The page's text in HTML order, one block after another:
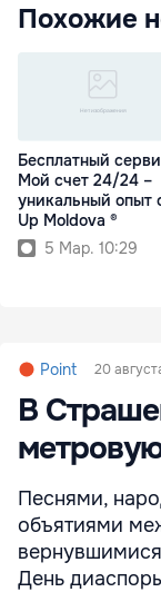
Похожие
Бесплатный
Мой счет 24/24 –
уникальный опыт
Up Moldova ®
5 Мар. 10:29
Point 20
В
Песнями,
объятиями
День